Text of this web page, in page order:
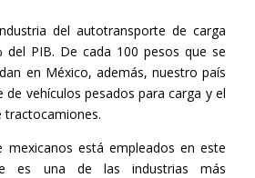
del autotransporte de carga
del PIB. De cada 100 pesos que se
en México, además, nuestro país
vehículos pesados para carga y el
mexicanos está empleados en este
es una de las industrias más